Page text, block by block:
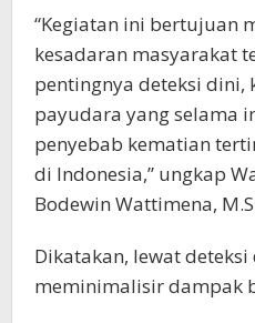
“Kegiatan ini bertujuan
kesadaran masyarakat
pentingnya deteksi dini,
payudara yang selama
penyebab kematian
di Indonesia,” ungkap
Bodewin Wattimena,
Dikatakan, lewat deteksi
meminimalisir dampak